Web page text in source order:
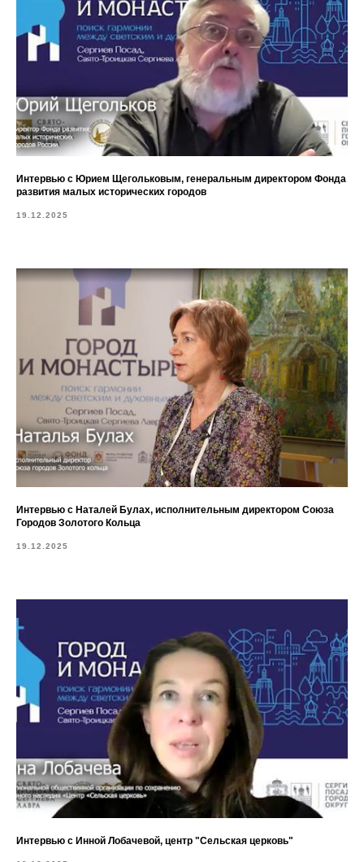
Интервью с Юрием Щегольковым, генеральным директором Фонда
развития малых исторических городов
19.12.2025
Интервью с Наталей Булах, исполнительным директором Союза
Городов Золотого Кольца
19.12.2025
Интервью с Инной Лобачевой, центр "Сельская церковь"